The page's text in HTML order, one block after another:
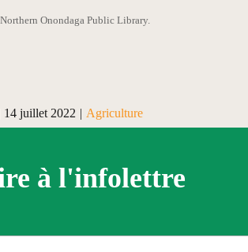
Onondaga Public Library.
14 juillet 2022 | Agriculture
à l'infolettre